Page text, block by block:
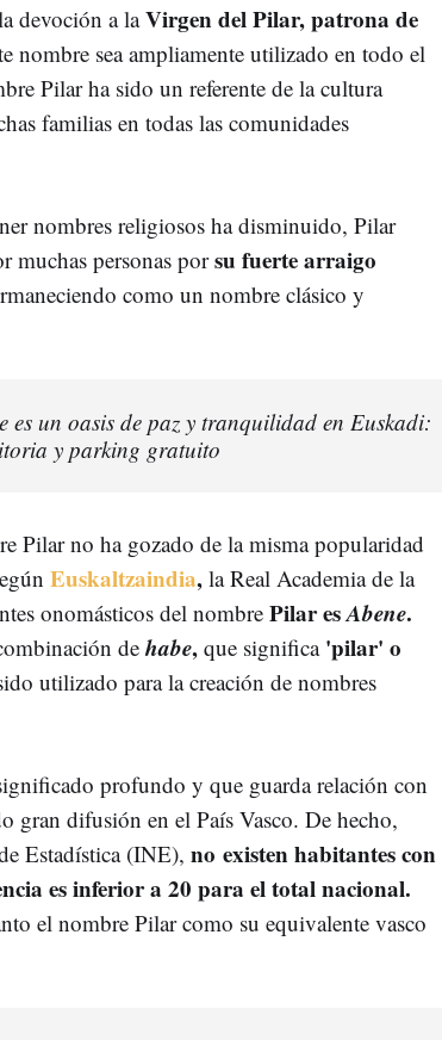
devoción a laVirgen del Pilar, patrona de
nombre sea ampliamente utilizado en todo el
Pilar ha sido un referente de la cultura
familias en todas las comunidades
nombres religiosos ha disminuido, Pilar
muchas personas porsu fuerte arraigo
como un nombre clásico y
un oasis de paz y tranquilidad en Euskadi:
y parking gratuito
Pilar no ha gozado de la misma popularidad
Euskaltzaindia, la Real Academia de la
onomásticos del nombre Pilar esAbene.
dehabe, que significa 'pilar' o
utilizado para la creación de nombres
profundo y que guarda relación con
gran difusión en el País Vasco. De hecho,
Estadística (INE), no existen habitantes con
es inferior a 20 para el total nacional.
el nombre Pilar como su equivalente vasco